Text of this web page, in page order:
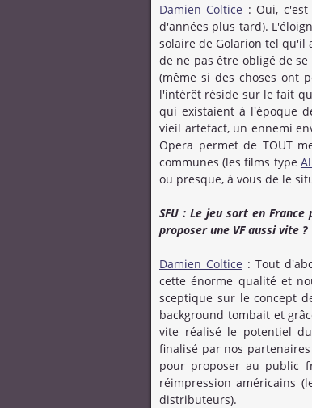
Damien Coltice : Oui, c'est
d'années plus tard).
solaire de Golarion tel qu'il
de ne pas être obligé de
(même si des choses ont
l'intérêt réside sur le fait
qui existaient à l'époque
vieil artefact, un ennemi
Opera permet de TOUT
communes (les films type
ou presque, à vous de le
SFU : Le jeu sort en
proposer une VF aussi vite ?
Damien Coltice : Tout
cette énorme qualité et
sceptique sur le concept
background tombait et
vite réalisé le potentiel
finalisé par nos
pour proposer au public
réimpression américains
distributeurs).